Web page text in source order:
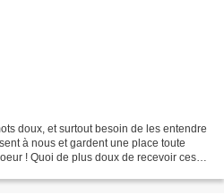
doux, et surtout besoin de les entendre
à nous et gardent une place toute
! Quoi de plus doux de recevoir ces